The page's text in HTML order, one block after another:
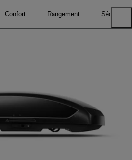
Confort Rangement Sécurité
Previous tabs